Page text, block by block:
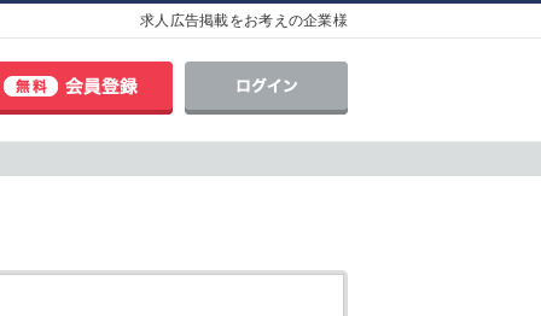
求人広告掲載をお考えの企業様